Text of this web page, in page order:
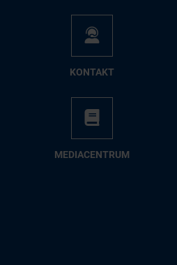
KON­TAKT
ME­DIA­CEN­TRUM